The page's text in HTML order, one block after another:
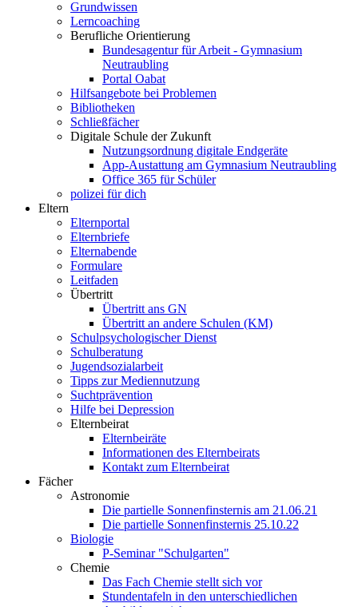
Grundwissen
Lerncoaching
Berufliche Orientierung
Bundesagentur für Arbeit - Gymnasium
Neutraubling
Portal Oabat
Hilfsangebote bei Problemen
Bibliotheken
Schließfächer
Digitale Schule der Zukunft
Nutzungsordnung digitale Endgeräte
App-Austattung am Gymnasium Neutraubling
Office 365 für Schüler
polizei für dich
Eltern
Elternportal
Elternbriefe
Elternabende
Formulare
Leitfaden
Übertritt
Übertritt ans GN
Übertritt an andere Schulen (KM)
Schulpsychologischer Dienst
Schulberatung
Jugendsozialarbeit
Tipps zur Mediennutzung
Suchtprävention
Hilfe bei Depression
Elternbeirat
Elternbeiräte
Informationen des Elternbeirats
Kontakt zum Elternbeirat
Fächer
Astronomie
Die partielle Sonnenfinsternis am 21.06.21
Die partielle Sonnenfinsternis 25.10.22
Biologie
P-Seminar "Schulgarten"
Chemie
Das Fach Chemie stellt sich vor
Stundentafeln in den unterschiedlichen